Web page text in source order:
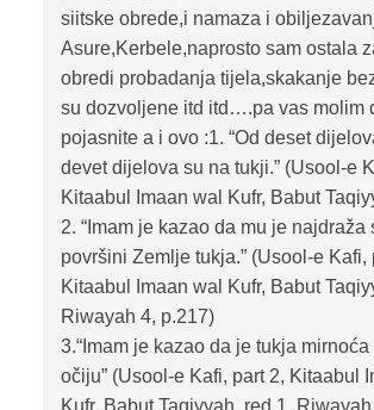
siitske obrede,i namaza i
Asure,Kerbele,naprosto sam ostala
obredi probadanja tijela,skakanje
su dozvoljene itd itd….pa vas molim
pojasnite a i ovo :1. “Od deset
devet dijelova su na tukji.” (Usool-e
Kitaabul Imaan wal Kufr, Babut
2. “Imam je kazao da mu je najdraža
površini Zemlje tukja.” (Usool-e Kafi,
Kitaabul Imaan wal Kufr, Babut
Riwayah 4, p.217)
3.“Imam je kazao da je tukja
očiju” (Usool-e Kafi, part 2, Kitaabul